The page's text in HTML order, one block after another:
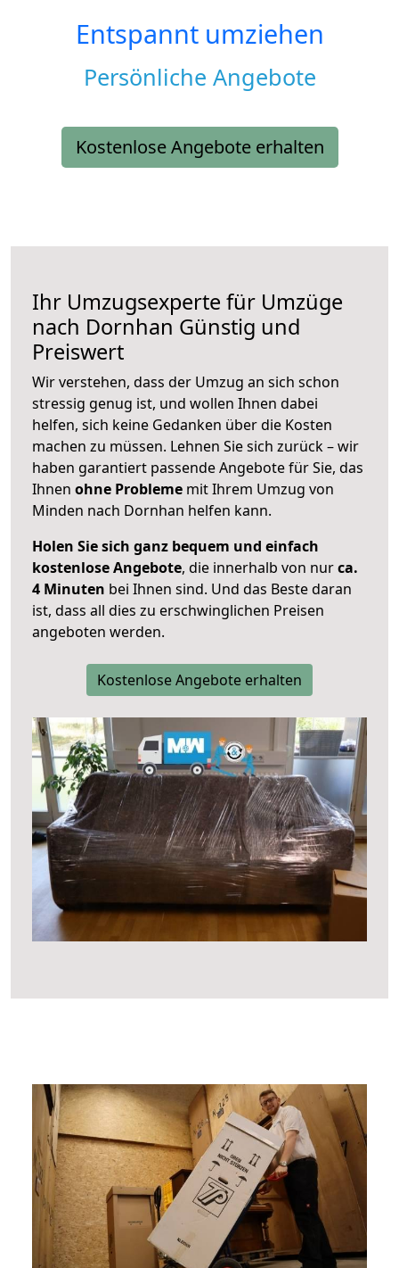
Entspannt umziehen
Persönliche Angebote
Kostenlose Angebote erhalten
Ihr Umzugsexperte für Umzüge
nach Dornhan Günstig und
Preiswert
Wir verstehen, dass der Umzug an sich schon
stressig genug ist, und wollen Ihnen dabei
helfen, sich keine Gedanken über die Kosten
machen zu müssen. Lehnen Sie sich zurück – wir
haben garantiert passende Angebote für Sie, das
Ihnen ohne Probleme mit Ihrem Umzug von
Minden nach Dornhan helfen kann.
Holen Sie sich ganz bequem und einfach
kostenlose Angebote, die innerhalb von nurca.
4 Minuten bei Ihnen sind. Und das Beste daran
ist, dass all dies zu erschwinglichen Preisen
angeboten werden.
Kostenlose Angebote erhalten